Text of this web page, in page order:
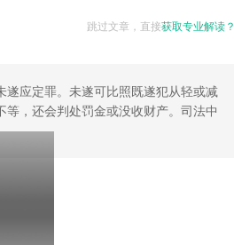
跳过文章，直接获取专业解读？
应定罪。未遂可比照既遂犯从轻或减
，还会判处罚金或没收财产。司法中